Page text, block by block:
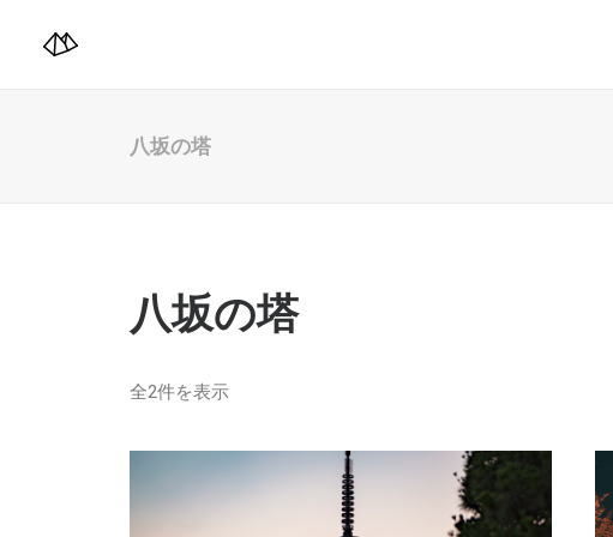
八坂の塔
八坂の塔
全2件を表示